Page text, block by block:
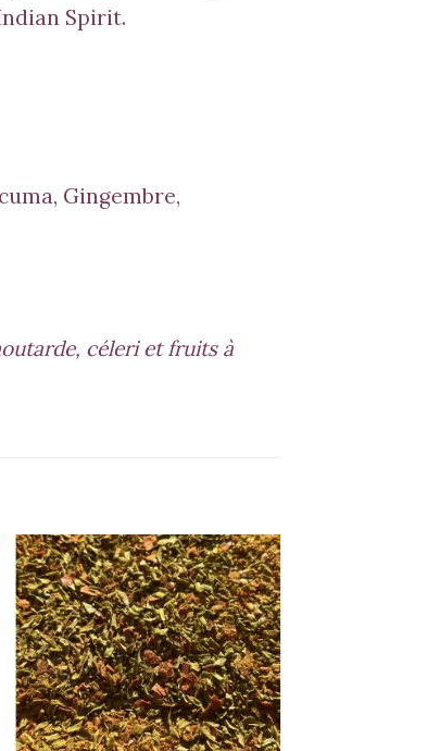
Spirit.
Gingembre,
céleri et fruits à